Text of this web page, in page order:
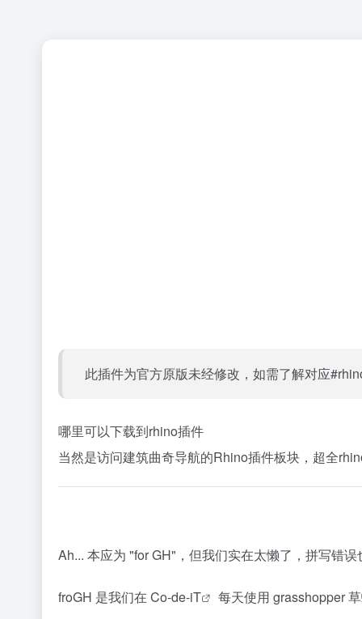
此插件为官方原版未经修改，如需了解对应
哪里可以下载到rhino插件
当然是访问建筑曲奇导航的Rhino插件板块，超全
Ah... 本应为 "for GH"，但我们实在太懒了，拼写错
froGH 是我们在 Co-de-iT 每天使用 grasshopper